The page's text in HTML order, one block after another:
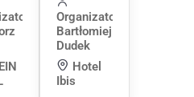
Organizator:
Bartłomiej
Dudek
Hotel
Ibis